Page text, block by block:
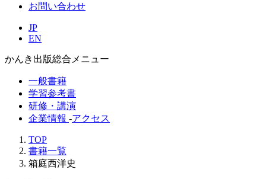
お問い合わせ
JP
EN
かんき出版総合メニュー
一般書籍
学習参考書
研修・講演
企業情報 -アクセス
TOP
書籍一覧
箱庭西洋史